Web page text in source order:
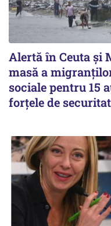
Alertă în Ceuta și
masă a
sociale pentru 15
forțele de